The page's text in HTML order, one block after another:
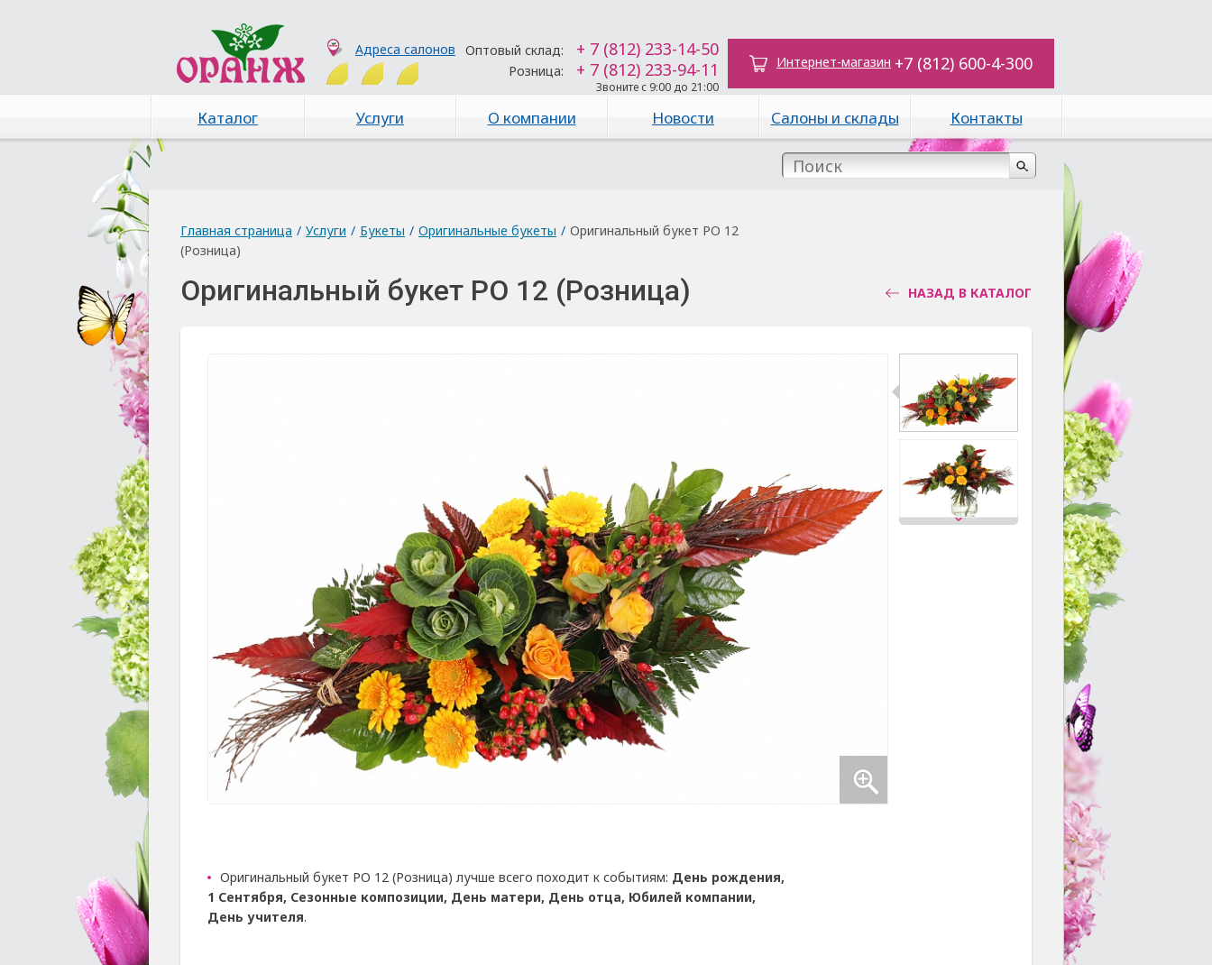
Адреса салонов Оптовый склад: + 7 (812) 233-14-50
Розница: + 7 (812) 233-94-11
Звоните с 9:00 до 21:00
Интернет-магазин +7 (812) 600-4-300
Каталог Услуги О компании Новости Салоны и склады Контакты
Главная страница / Услуги / Букеты / Оригинальные букеты / Оригинальный букет РО 12
(Розница)
Оригинальный букет РО 12 (Розница) НАЗАД В КАТАЛОГ
Оригинальный букет РО 12 (Розница) лучше всего походит к событиям: День рождения,
1 Сентября, Сезонные композиции, День матери, День отца, Юбилей компании,
День учителя.